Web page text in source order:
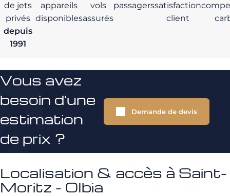
de jets
privés
depuis
1991
appareils
disponibles
vols
assurés
passagerssatisfaction
client
Vous avez
besoin d'une
estimation
de prix ?
Demande de devis
Localisation & accès à Saint-
Moritz - Olbia